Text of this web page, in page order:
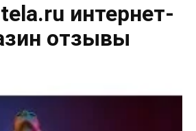
интернет-
отзывы